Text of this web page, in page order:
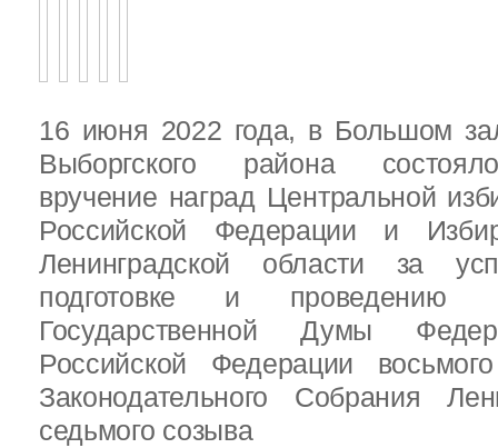
16 июня 2022 года, в Большом
Выборгского района
вручение наград Центральной
Российской Федерации и
Ленинградской области за
подготовке и проведению
Государственной Думы
Российской Федерации
Законодательного Собрания
седьмого созыва